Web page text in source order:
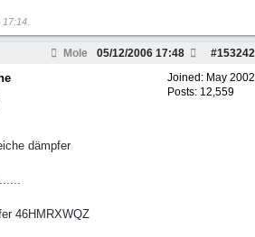
17:14
Mole #153242
05/12/2006 17:48
Joined: May 2002
Posts: 12,559
dämpfer
46HMRXWQZ